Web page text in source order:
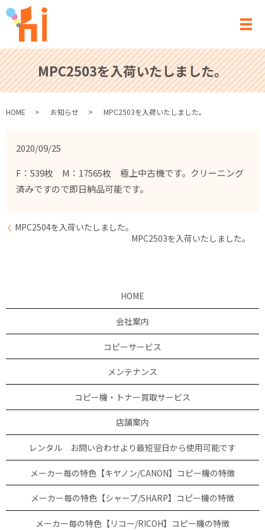
メ
MPC2503を入荷いたしました。
HOME お知らせ MPC2503を入荷いたしました。
2020/09/25
F：539枚 M：17565枚 極上中古機です。クリーニング
済みですので即日納品可能です。
MPC2504を入荷いたしました。
MPC2503を入荷いたしました。
HOME
会社案内
コピーサービス
メンテナンス
コピー機・トナー買取サービス
店舗案内
レンタル お問い合わせより最短翌日から使用可能です
メーカー毎の特色【キヤノン/CANON】コピー機の特徴
メーカー毎の特色【シャープ/SHARP】コピー機の特徴
メーカー毎の特色【リコー/RICOH】コピー機の特徴